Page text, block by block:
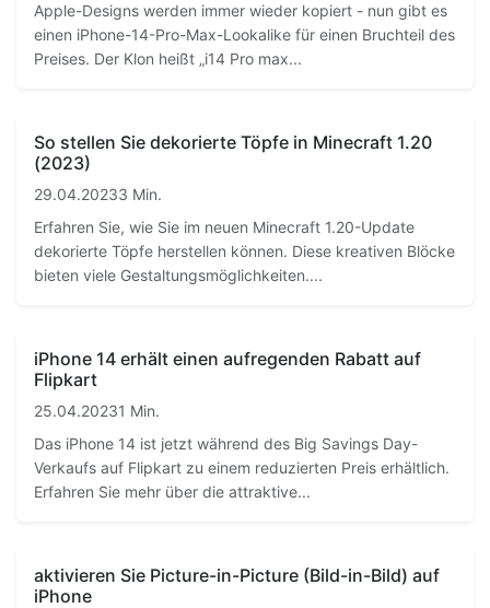
Apple-Designs werden immer wieder kopiert - nun gibt es
einen iPhone-14-Pro-Max-Lookalike für einen Bruchteil des
Preises. Der Klon heißt „i14 Pro max...
So stellen Sie dekorierte Töpfe in Minecraft 1.20
(2023)
29.04.20233 Min.
Erfahren Sie, wie Sie im neuen Minecraft 1.20-Update
dekorierte Töpfe herstellen können. Diese kreativen Blöcke
bieten viele Gestaltungsmöglichkeiten....
iPhone 14 erhält einen aufregenden Rabatt auf
Flipkart
25.04.20231 Min.
Das iPhone 14 ist jetzt während des Big Savings Day-
Verkaufs auf Flipkart zu einem reduzierten Preis erhältlich.
Erfahren Sie mehr über die attraktive...
aktivieren Sie Picture-in-Picture (Bild-in-Bild) auf
iPhone